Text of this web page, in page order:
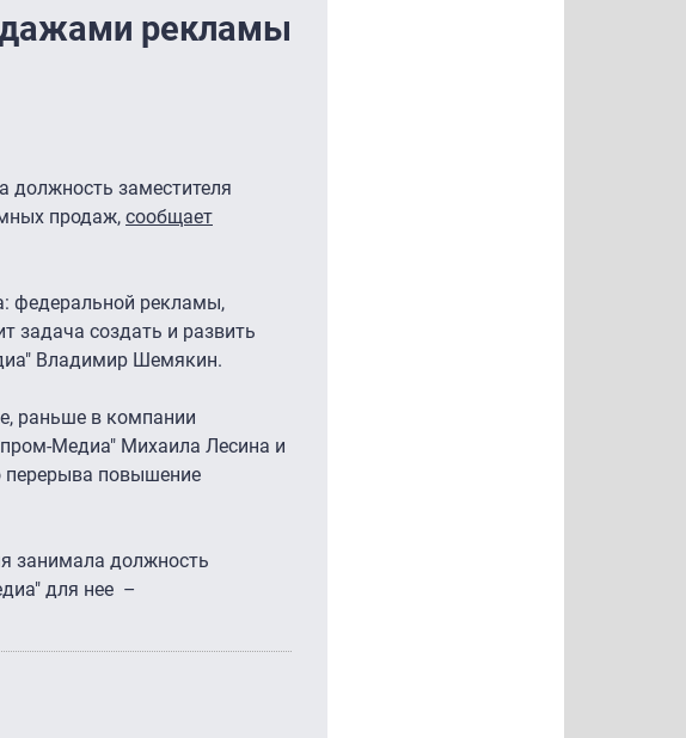
рекламы
должность заместителя
продаж, сообщает
федеральной рекламы,
задача создать и развить
Владимир Шемякин.
раньше в компании
Медиа" Михаила Лесина и
перерыва повышение
занимала должность
для нее –